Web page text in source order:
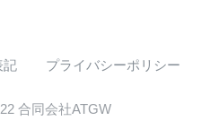
記 プライバシーポリシー
合同会社ATGW